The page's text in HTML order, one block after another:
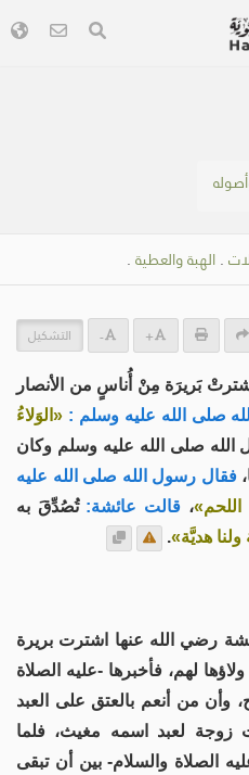
. الهبة والعطية .
+
- التشكيل
بَريرَة مِنْ أُناسٍ من الأنصار
صلى الله عليه وسلم : «الوَلاءُ
الله صلى الله عليه وسلم وكان
فقال رسول الله صلى الله عليه
، قالت عائشة: تُصُدِّقَ به
هديَّة».
رضي الله عنها اشترت بريرة
لهم، فأخبرها -عليه الصلاة
وأن من أنعم بالعتق على العبد
زوجة لعبد اسمه مغيث، فلما
الصلاة والسلام- بين أن تبقى